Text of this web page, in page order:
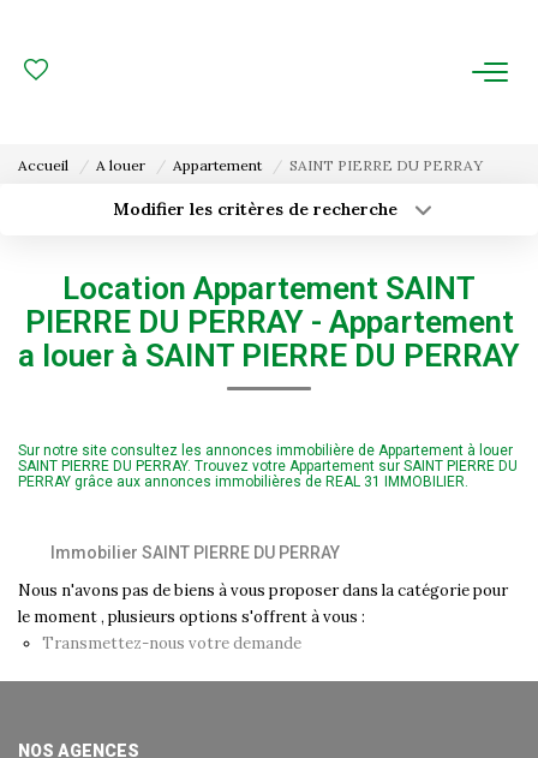
ESTIMATION
FAIRE GÉRER
Gestion Locative
Gestion De Copropriété
NOUS CONNAITRE
Historique
Nos Valeurs
Nous Rejoindre
Nos Actualités
Accueil A louer Appartement SAINT PIERRE DU PERRAY
Modifier les critères de recherche
Sélectionnez...
Type de bien
Surface min
Budget max Plus de critères
Location Appartement SAINT
PIERRE DU PERRAY - Appartement
a louer à SAINT PIERRE DU PERRAY
Sur notre site consultez les annonces immobilière de Appartement à louer
SAINT PIERRE DU PERRAY. Trouvez votre Appartement sur SAINT PIERRE DU
PERRAY grâce aux annonces immobilières de REAL 31 IMMOBILIER.
Immobilier SAINT PIERRE DU PERRAY
Nous n'avons pas de biens à vous proposer dans la catégorie pour
le moment , plusieurs options s'offrent à vous :
Transmettez-nous votre demande
NOS AGENCES